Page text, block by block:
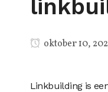
oktober 10,
Linkbuilding is